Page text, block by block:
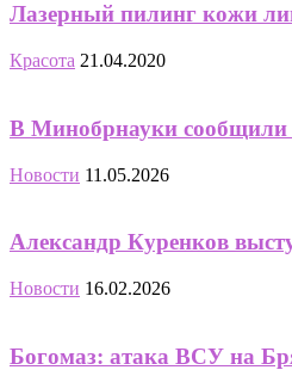
Лазерный пилинг кожи
Красота 21.04.2020
В Минобрнауки сообщили
Новости 11.05.2026
Александр Куренков
Новости 16.02.2026
Богомаз: атака ВСУ на